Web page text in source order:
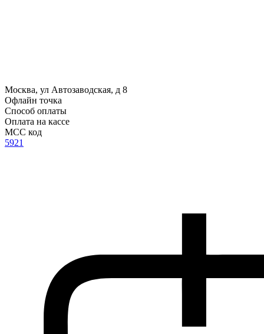
Москва, ул Автозаводская, д 8
Офлайн точка
Способ оплаты
Оплата на кассе
MCC код
5921